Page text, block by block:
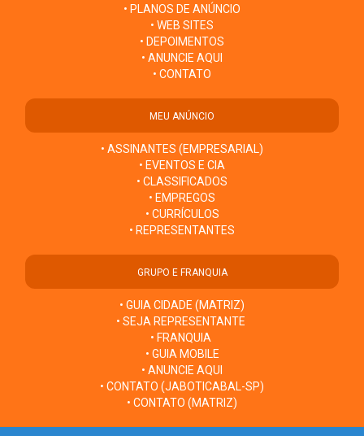
• PLANOS DE ANÚNCIO
• WEB SITES
• DEPOIMENTOS
• ANUNCIE AQUI
• CONTATO
MEU ANÚNCIO
• ASSINANTES (EMPRESARIAL)
• EVENTOS E CIA
• CLASSIFICADOS
• EMPREGOS
• CURRÍCULOS
• REPRESENTANTES
GRUPO E FRANQUIA
• GUIA CIDADE (MATRIZ)
• SEJA REPRESENTANTE
• FRANQUIA
• GUIA MOBILE
• ANUNCIE AQUI
• CONTATO (JABOTICABAL-SP)
• CONTATO (MATRIZ)